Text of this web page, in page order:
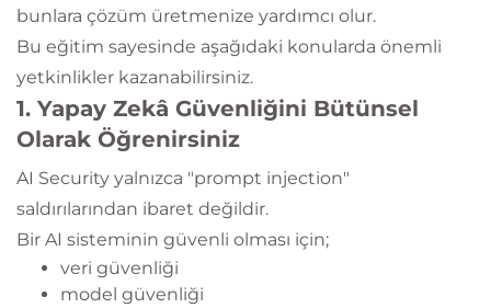
bunlara çözüm üretmenize yardımcı olur.
Bu eğitim sayesinde aşağıdaki konularda önemli
yetkinlikler kazanabilirsiniz.
1. Yapay Zekâ Güvenliğini Bütünsel
Olarak Öğrenirsiniz
AI Security yalnızca "prompt injection"
saldırılarından ibaret değildir.
Bir AI sisteminin güvenli olması için;
veri güvenliği
model güvenliği